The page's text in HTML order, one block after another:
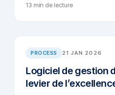
13 min de lecture
PROCESS 21 JAN 2026
Logiciel de gestion
levier de